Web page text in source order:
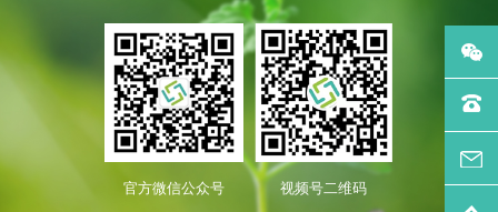
官方微信公众号 视频号二维码